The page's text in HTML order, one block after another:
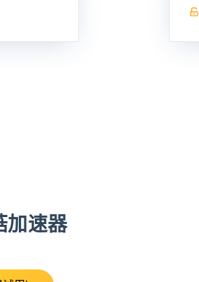
加速器